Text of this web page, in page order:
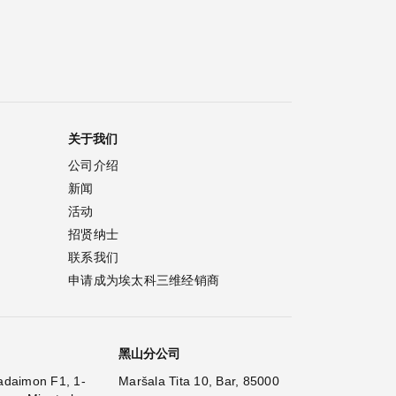
关于我们
公司介绍
新闻
活动
招贤纳士
联系我们
申请成为埃太科三维经销商
F1, 1-
黑山分公司
Maršala Tita 10, Bar, 85000